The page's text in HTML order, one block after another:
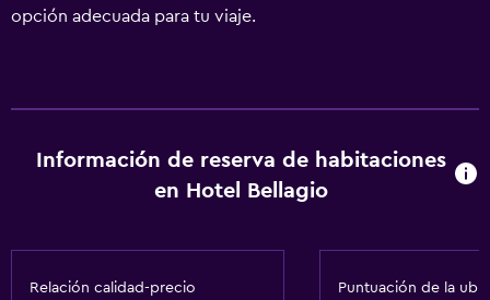
opción adecuada para tu viaje.
Información de reserva de habitaciones
en Hotel Bellagio
Relación calidad-precio Puntuación de la